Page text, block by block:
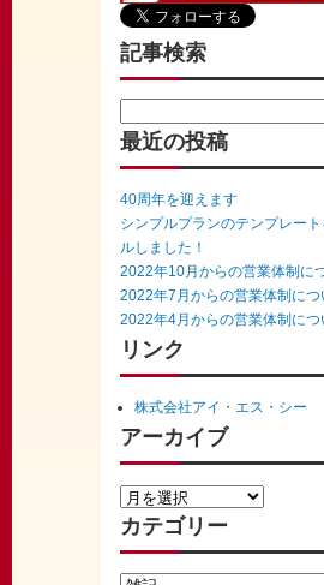
記事検索
for:
最近の投稿
40周年を迎えます
シンプルプランのテンプレー
ルしました！
2022年10月からの営業体制に
2022年7月からの営業体制につ
2022年4月からの営業体制につ
リンク
株式会社アイ・エス・シー
アーカイブ
カテゴリー